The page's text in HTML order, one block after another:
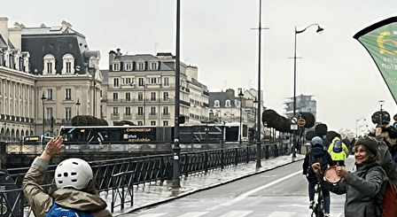
Exporter les lignes sélectionnées
Exporter toutes les colonnes
Exporter uniquement les colonnes affichées
Menu
Ajoutez un logo, un bouton, des réseaux sociaux
Cliquez pour éditer